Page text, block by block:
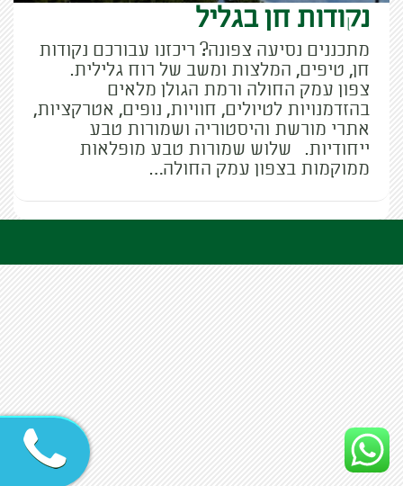
נקודות חן בגליל
מתכננים נסיעה צפונה? ריכזנו עבורכם נקודות
חן, טיפים, המלצות ומשב של רוח גלילית.
צפון עמק החולה ורמת הגולן מלאים
בהזדמנויות לטיולים, חוויות, נופים, אטרקציות,
אתרי מורשת והיסטוריה ושמורות טבע
ייחודיות. שלוש שמורות טבע מופלאות
ממוקמות בצפון עמק החולה…